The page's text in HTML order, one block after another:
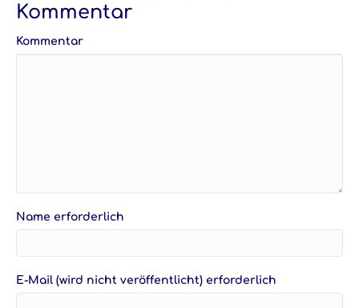
Kommentar
Kommentar
Name erforderlich
E-Mail (wird nicht veröffentlicht) erforderlich